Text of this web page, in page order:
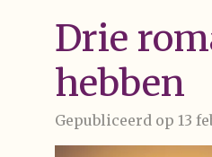
Drie
hebben
Gepubliceerd op 13